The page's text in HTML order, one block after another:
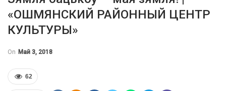
«ОШМЯНСКИЙ РАЙОННЫЙ ЦЕНТР
КУЛЬТУРЫ»
On Май 3, 2018
62